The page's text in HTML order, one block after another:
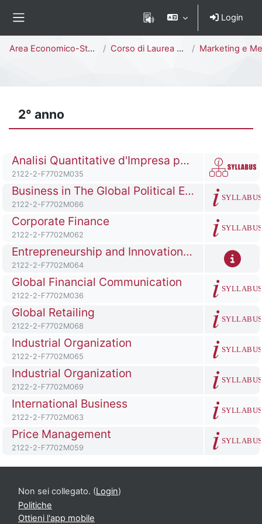
Login
Area Economico-Statistica Corso di Laurea Magistrale Marketing e Mercati Globali [F7704M -
2° anno
Titolo del corso Analisi Quantitative d'Impresa per I Mercati Globali
Codice identificativo del corso
2122-2-F7702M035
Titolo del corso Business in The Global Political Economy
Codice identificativo del corso
2122-2-F7702M066
SYLLABUS
Titolo del corso
Corporate Finance
Codice identificativo del corso
2122-2-F7702M062
SYLLABUS
Titolo del corso Entrepreneurship and Innovation Lab
Codice identificativo del corso
2122-2-F7702M064
Titolo del corso
Global Financial Communication
Codice identificativo del corso
2122-2-F7702M036
SYLLABUS
Titolo del corso
Global Retailing
Codice identificativo del corso
2122-2-F7702M068
SYLLABUS
Titolo del corso
Industrial Organization
Codice identificativo del corso
2122-2-F7702M065
SYLLABUS
Titolo del corso
Industrial Organization
Codice identificativo del corso
2122-2-F7702M069
SYLLABUS
Titolo del corso
International Business
Codice identificativo del corso
2122-2-F7702M063
SYLLABUS
Titolo del corso
Price Management
Codice identificativo del corso
2122-2-F7702M059
SYLLABUS
Non sei collegato. (Login)
Politiche
Ottieni l'app mobile